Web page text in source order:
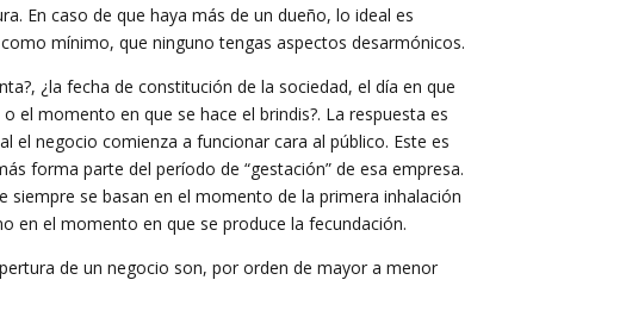
En caso de que haya más de un dueño, lo ideal es
mínimo, que ninguno tengas aspectos desarmónicos.
¿la fecha de constitución de la sociedad, el día en que
el momento en que se hace el brindis?. La respuesta es
el negocio comienza a funcionar cara al público. Este es
forma parte del período de “gestación” de esa empresa.
siempre se basan en el momento de la primera inhalación
en el momento en que se produce la fecundación.
de un negocio son, por orden de mayor a menor